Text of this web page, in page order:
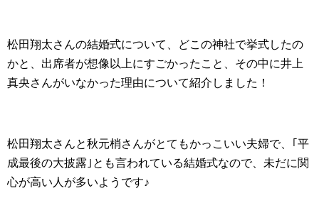
松田翔太さんの結婚式について、どこの神社で挙式したの
かと、出席者が想像以上にすごかったこと、その中に井上
真央さんがいなかった理由について紹介しました！
松田翔太さんと秋元梢さんがとてもかっこいい夫婦で、｢平
成最後の大披露｣とも言われている結婚式なので、未だに関
心が高い人が多いようです♪